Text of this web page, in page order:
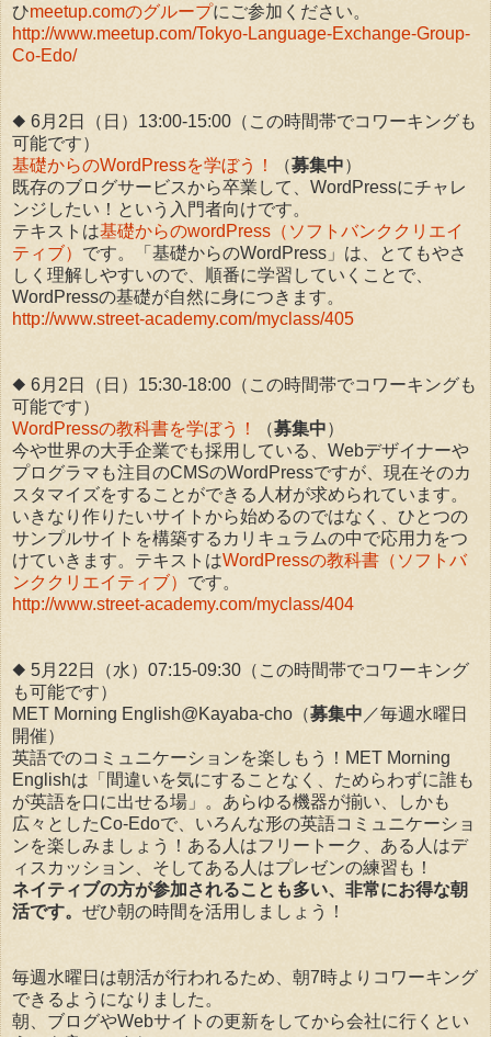
ひmeetup.comのグループにご参加ください。
http://www.meetup.com/Tokyo-Language-Exchange-Group-
Co-Edo/
◆ 6月2日（日）13:00-15:00（この時間帯でコワーキングも
可能です）
基礎からのWordPressを学ぼう！
（募集中）
既存のブログサービスから卒業して、WordPressにチャレ
ンジしたい！という入門者向けです。
テキストは基礎からのwordPress（ソフトバンククリエイ
ティブ） です。「基礎からのWordPress」は、とてもやさ
しく理解しやすいので、順番に学習していくことで、
WordPressの基礎が自然に身につきます。
http://www.street-academy.com/myclass/405
◆ 6月2日（日）15:30-18:00（この時間帯でコワーキングも
可能です）
WordPressの教科書を学ぼう！
（募集中）
今や世界の大手企業でも採用している、Webデザイナーや
プログラマも注目のCMSのWordPressですが、現在そのカ
スタマイズをすることができる人材が求められています。
いきなり作りたいサイトから始めるのではなく、ひとつの
サンプルサイトを構築するカリキュラムの中で応用力をつ
けていきます。テキストはWordPressの教科書（ソフトバ
ンククリエイティブ） です。
http://www.street-academy.com/myclass/404
◆ 5月22日（水）07:15-09:30（この時間帯でコワーキング
も可能です）
MET Morning English@Kayaba-cho（募集中 ／毎週水曜日
開催）
英語でのコミュニケーションを楽しもう！MET Morning
Englishは「間違いを気にすることなく、ためらわずに誰も
が英語を口に出せる場」。あらゆる機器が揃い、しかも
広々としたCo-Edoで、いろんな形の英語コミュニケーショ
ンを楽しみましょう！ある人はフリートーク、ある人はデ
ィスカッション、そしてある人はプレゼンの練習も！
ネイティブの方が参加されることも多い、非常にお得な朝
活です。 ぜひ朝の時間を活用しましょう！
毎週水曜日は朝活が行われるため、朝7時よりコワーキング
できるようになりました。
朝、ブログやWebサイトの更新をしてから会社に行くとい